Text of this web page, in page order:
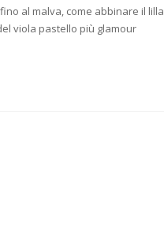
al malva, come abbinare il lilla
viola pastello più glamour